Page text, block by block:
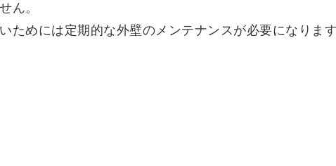
ん。
ためには定期的な外壁のメンテナンスが必要になりま